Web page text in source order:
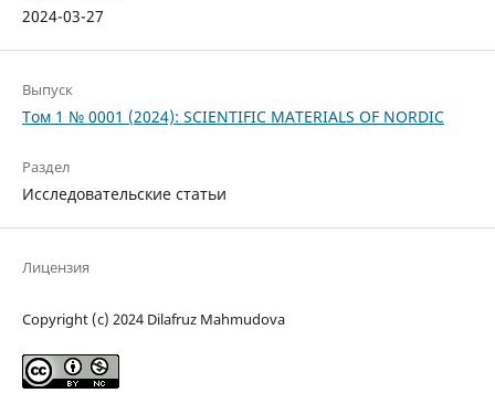
2024-03-27
Выпуск
Том 1 № 0001 (2024): SCIENTIFIC MATERIALS OF NORDIC
Раздел
Исследовательские статьи
Лицензия
Copyright (c) 2024 Dilafruz Mahmudova